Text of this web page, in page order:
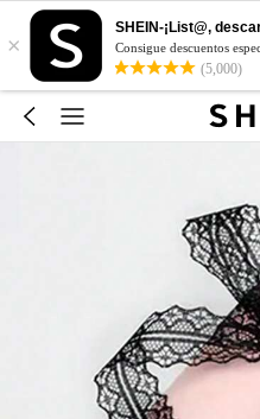
×
SHEIN-¡List@,
Consigue descuentos
(5,000)